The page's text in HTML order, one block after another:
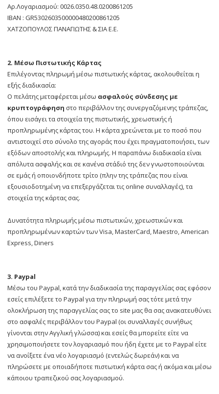
Αρ.Λογαριασμού: 0026.0350.48.0200861205
ΙΒΑΝ : GR5302603500000480200861205
ΧΑΤΖΟΠΟΥΛΟΣ ΠΑΝΑΓΙΩΤΗΣ & ΣΙΑ Ε.Ε.
2. Mέσω Πιστωτικής Κάρτας
Επιλέγοντας πληρωμή μέσω πιστωτικής κάρτας, ακολουθείται η
εξής διαδικασία:
Ο πελάτης μεταφέρεται μέσω ασφαλούς σύνδεσης με
κρυπτογράφηση στο περιβάλλον της συνεργαζόμενης τράπεζας,
όπου εισάγει τα στοιχεία της πιστωτικής, χρεωστικής ή
προπληρωμένης κάρτας του. Η κάρτα χρεώνεται με το ποσό που
αντιστοιχεί στο σύνολο της αγοράς που έχει πραγματοποιήσει, των
εξόδων αποστολής και πληρωμής. Η παραπάνω διαδικασία είναι
απόλυτα ασφαλής και σε κανένα στάδιό της δεν γνωστοποιούνται
σε εμάς ή οποιονδήποτε τρίτο (πλην της τράπεζας που είναι
εξουσιοδοτημένη να επεξεργάζεται τις online συναλλαγές), τα
στοιχεία της κάρτας σας.
Δυνατότητα πληρωμής μέσω πιστωτικών, χρεωστικών και
προπληρωμένων καρτών των Visa, MasterCard, Maestro, American
Express, Diners
3. Paypal
Μέσω του Paypal, κατά την διαδικασία της παραγγελίας σας εφόσον
εσείς επιλέξετε το Paypal για την πληρωμή σας τότε μετά την
ολοκλήρωση της παραγγελίας σας το site μας θα σας ανακατευθύνει
στο ασφαλές περιβάλλον του Paypal (οι συναλλαγές συνήθως
γίνονται στην Αγγλική γλώσσα) και εσείς θα μπορείτε είτε να
χρησιμοποιήσετε τον λογαριασμό που ήδη έχετε με το Paypal είτε
να ανοίξετε ένα νέο λογαριασμό (εντελώς δωρεάν) και να
πληρώσετε με οποιαδήποτε πιστωτική κάρτα σας ή ακόμα και μέσω
κάποιου τραπεζικού σας λογαριασμού.